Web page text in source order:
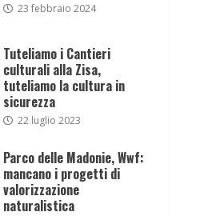
23 febbraio 2024
Tuteliamo i Cantieri
culturali alla Zisa,
tuteliamo la cultura in
sicurezza
22 luglio 2023
Parco delle Madonie, Wwf:
mancano i progetti di
valorizzazione
naturalistica